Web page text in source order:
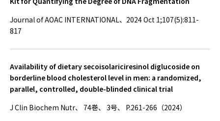
Journal of AOAC INTERNATIONAL、2024 Oct 1;107(5):811-
817
Availability of dietary secoisolariciresinol diglucoside on
borderline blood cholesterol level in men: a randomized,
parallel, controlled, double-blinded clinical trial
J Clin Biochem Nutr、 74巻、 3号、 P.261-266（2024）